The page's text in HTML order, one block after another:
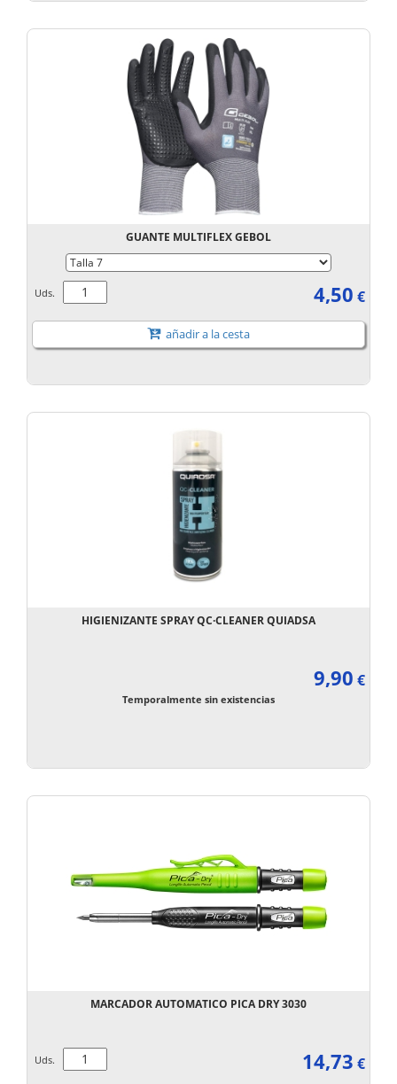
GUANTE MULTIFLEX GEBOL
Uds. 4,50 €
añadir a la cesta
HIGIENIZANTE SPRAY QC·CLEANER QUIADSA
9,90 €
Temporalmente sin existencias
MARCADOR AUTOMATICO PICA DRY 3030
Uds. 14,73 €